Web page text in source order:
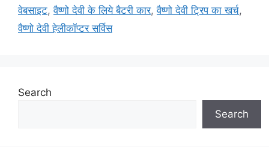
वेबसाइट,वैष्णो देवी के लिये बैटरी कार,वैष्णो देवी ट्रिप का खर्च,
वैष्णो देवी हेलीकॉप्टर सर्विस
Search
Search